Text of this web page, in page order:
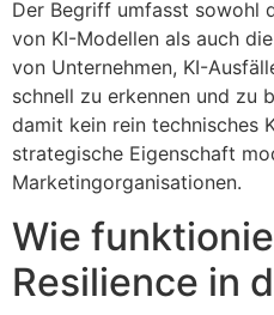
Der Begriff umfasst sowohl
von KI-Modellen als auch
von Unternehmen, KI-
schnell zu erkennen und zu
damit kein rein technisches
strategische Eigenschaft
Marketingorganisationen.
Wie
Resilience in